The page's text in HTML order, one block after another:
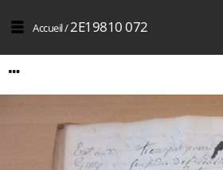
Accueil/2E19810 072